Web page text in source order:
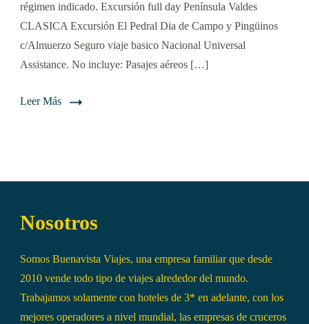
régimen indicado. Excursión full day Península Valdes
CLASICA Excursión El Pedral Dia de Campo y Pingüinos
c/Almuerzo Seguro viaje basico Nacional Universal
Assistance. No incluye: Pasajes aéreos […]
Leer Más
Nosotros
Somos Buenavista Viajes, una empresa familiar que desde
2010 vende todo tipo de viajes alrededor del mundo.
Trabajamos solamente con hoteles de 3* en adelante, con los
mejores operadores a nivel mundial, las empresas de cruceros